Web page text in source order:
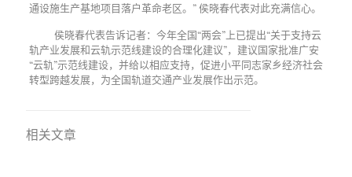
通设施生产基地项目落户革命老区。” 侯晓春代表对此充满信心。
侯晓春代表告诉记者：今年全国“两会”上已提出“关于支持云
轨产业发展和云轨示范线建设的合理化建议”，建议国家批准广安
“云轨”示范线建设，并给以相应支持，促进小平同志家乡经济社会
转型跨越发展，为全国轨道交通产业发展作出示范。
相关文章